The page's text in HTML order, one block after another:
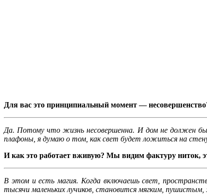
Для вас это принципиальный момент —
Да. Потому что жизнь несовершенна. И дом не должен
плафоны, я думаю о том, как свет будет ложиться на
И как это работает вживую? Мы видим фактуру ниток,
В этом и есть магия. Когда включаешь свет,
тысячи маленьких лучиков, становится мягким,